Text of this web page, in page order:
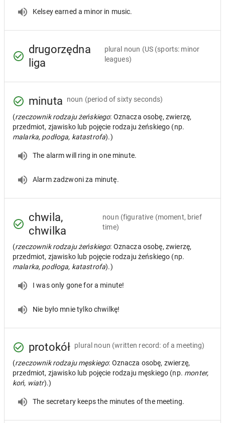
Kelsey earned a minor in music.
drugorzędna
liga
plural noun (US (sports: minor
leagues)
minuta noun (period of sixty seconds)
(rzeczownik rodzaju żeńskiego: Oznacza osobę, zwierzę,
przedmiot, zjawisko lub pojęcie rodzaju żeńskiego (np.
malarka, podłoga, katastrofa).)
The alarm will ring in one minute.
Alarm zadzwoni za minutę.
chwila,
chwilka
noun (figurative (moment, brief
time)
(rzeczownik rodzaju żeńskiego: Oznacza osobę, zwierzę,
przedmiot, zjawisko lub pojęcie rodzaju żeńskiego (np.
malarka, podłoga, katastrofa).)
I was only gone for a minute!
Nie było mnie tylko chwilkę!
protokół plural noun (written record: of a meeting)
(rzeczownik rodzaju męskiego: Oznacza osobę, zwierzę,
przedmiot, zjawisko lub pojęcie rodzaju męskiego (np. monter,
koń, wiatr).)
The secretary keeps the minutes of the meeting.